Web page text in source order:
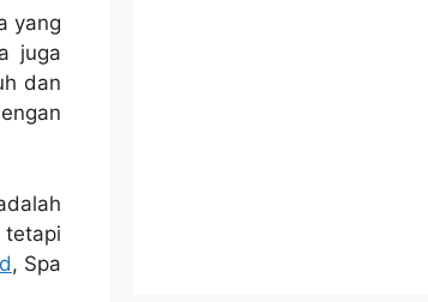
yang
juga
dan
tetapi
, Spa